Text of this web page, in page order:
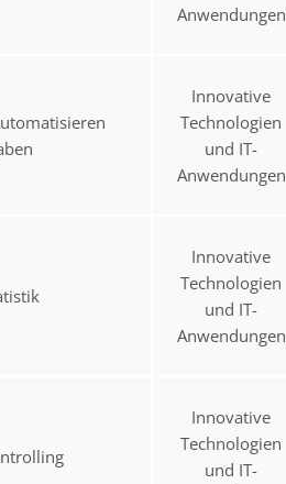
Anwendungen
Innovative
Technologien
und IT-
Anwendungen
Innovative
Technologien
und IT-
Anwendungen
Innovative
Technologien
und IT-